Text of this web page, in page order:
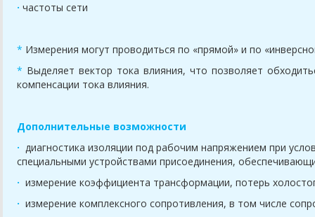
· частоты сети
* Измерения могут проводиться по «прямой» и по
* Выделяет вектор тока влияния, что позволяет
компенсации тока влияния.
Дополнительные возможности
· диагностика изоляции под рабочим напряжением при
специальными устройствами присоединения,
· измерение коэффициента трансформации, потерь
· измерение комплексного сопротивления, в том числе